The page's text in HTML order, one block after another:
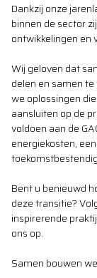
Dankzij onze
binnen de sector
ontwikkelingen en
Wij geloven dat
delen en samen
we oplossingen
aansluiten op de
voldoen aan de
energiekosten,
Bent u benieuwd
deze transitie?
inspirerende
ons op.
Samen bouwen